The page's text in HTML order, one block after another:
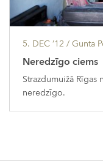
5. DEC ’12 / Gunta
Neredzīgo ciems
Strazdumuižā
neredzīgo.